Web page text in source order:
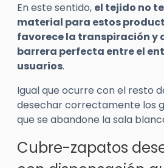
En este sentido, el tejido no
material para estos
favorece la transpiración y
barrera perfecta entre el
usuarios.
Igual que ocurre con el resto
desechar correctamente los
que se abandone la sala
Cubre-zapatos